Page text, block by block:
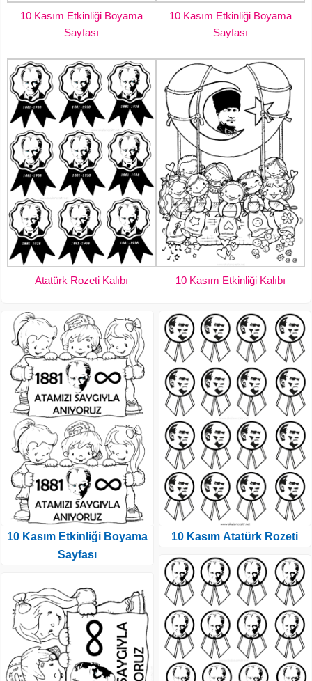
10 Kasım Etkinliği Boyama
Sayfası
10 Kasım Etkinliği Boyama
Sayfası
Atatürk Rozeti Kalıbı 10 Kasım Etkinliği Kalıbı
10 Kasım Etkinliği Boyama
Sayfası
10 Kasım Atatürk Rozeti